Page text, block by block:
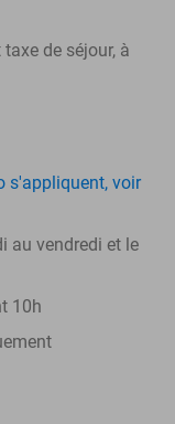
de séjour, à
s'appliquent, voir
au vendredi et le
10h